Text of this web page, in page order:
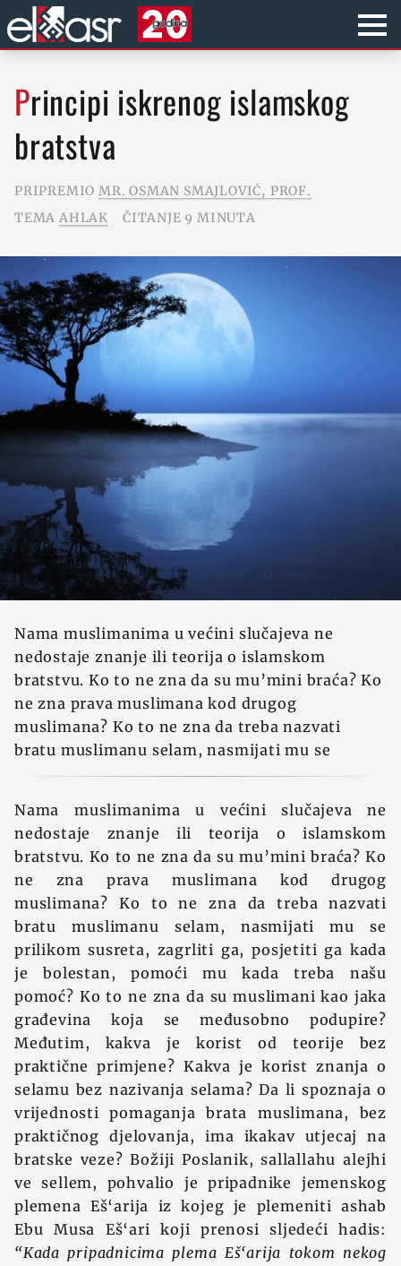
Principi iskrenog islamskog
bratstva
PRIPREMIO MR. OSMAN SMAJLOVIĆ, PROF.
TEMA AHLAK ČITANJE 9 MINUTA
Nama muslimanima u većini slučajeva ne
nedostaje znanje ili teorija o islamskom
bratstvu. Ko to ne zna da su mu’mini braća? Ko
ne zna prava muslimana kod drugog
muslimana? Ko to ne zna da treba nazvati
bratu muslimanu selam, nasmijati mu se
Nama muslimanima u većini slučajeva ne
nedostaje znanje ili teorija o islamskom
bratstvu. Ko to ne zna da su mu’mini braća? Ko
ne zna prava muslimana kod drugog
muslimana? Ko to ne zna da treba nazvati
bratu muslimanu selam, nasmijati mu se
prilikom susreta, zagrliti ga, posjetiti ga kada
je bolestan, pomoći mu kada treba našu
pomoć? Ko to ne zna da su muslimani kao jaka
građevina koja se međusobno podupire?
Međutim, kakva je korist od teorije bez
praktične primjene? Kakva je korist znanja o
selamu bez nazivanja selama? Da li spoznaja o
vrijednosti pomaganja brata muslimana, bez
praktičnog djelovanja, ima ikakav utjecaj na
bratske veze? Božiji Poslanik, sallallahu alejhi
ve sellem, pohvalio je pripadnike jemenskog
plemena Eš‘arija iz kojeg je plemeniti ashab
Ebu Musa Eš‘ari koji prenosi sljedeći hadis:
“Kada pripadnicima plema Eš‘arija tokom nekog